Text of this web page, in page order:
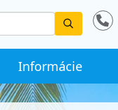
Vyhledat
Informácie